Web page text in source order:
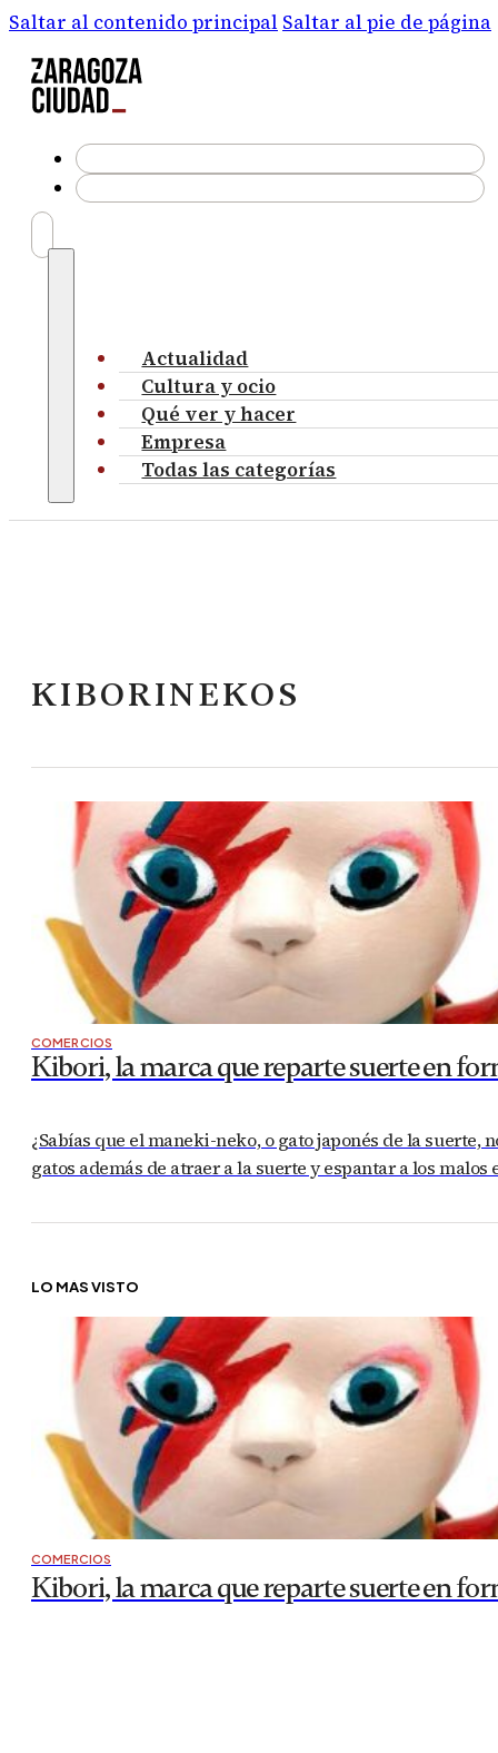
Saltar al contenido principal Saltar al pie de página
Actualidad
Cultura y ocio
Qué ver y hacer
Empresa
Todas las categorías
KIBORINEKOS
COMERCIOS
Kibori, la marca que reparte suerte en
¿Sabías que el maneki-neko, o gato japonés de la
gatos además de atraer a la suerte y espantar a los
LO MÁS VISTO
COMERCIOS
Kibori, la marca que reparte suerte en